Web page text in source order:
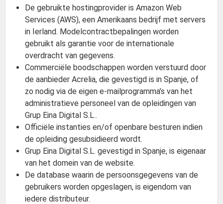
De gebruikte hostingprovider is Amazon Web
Services (AWS), een Amerikaans bedrijf met servers
in Ierland. Modelcontractbepalingen worden
gebruikt als garantie voor de internationale
overdracht van gegevens.
Commerciële boodschappen worden verstuurd door
de aanbieder Acrelia, die gevestigd is in Spanje, of
zo nodig via de eigen e-mailprogramma’s van het
administratieve personeel van de opleidingen van
Grup Eina Digital S.L..
Officiële instanties en/of openbare besturen indien
de opleiding gesubsidieerd wordt.
Grup Eina Digital S.L. gevestigd in Spanje, is eigenaar
van het domein van de website.
De database waarin de persoonsgegevens van de
gebruikers worden opgeslagen, is eigendom van
iedere distributeur.